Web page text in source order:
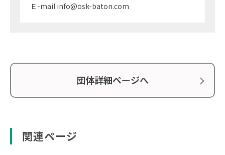
Ｅ-mail info@osk-baton.com
団体詳細ページへ
関連ページ